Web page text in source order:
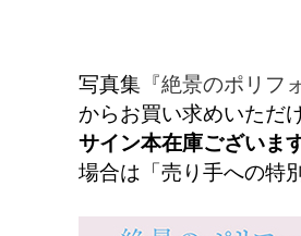
写真集 『絶景のポリフ
からお買い求めいただ
サイン本在庫ございま
場合は「売り手への特